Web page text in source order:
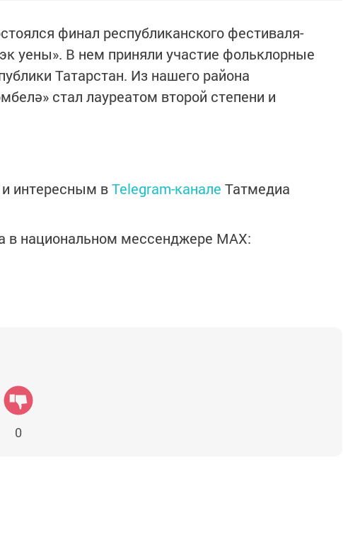
финал республиканского фестиваля-
уены». В нем приняли участие фольклорные
Татарстан. Из нашего района
стал лауреатом второй степени и
интересным вTelegram-канале Татмедиа
в национальном мессенджере MАХ:
0